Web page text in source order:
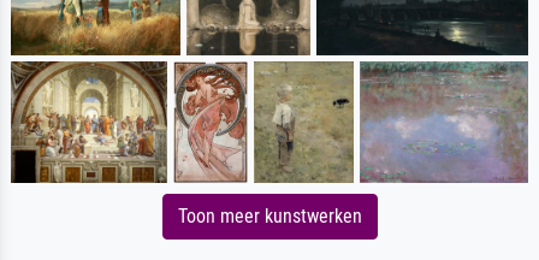
Toon meer kunstwerken